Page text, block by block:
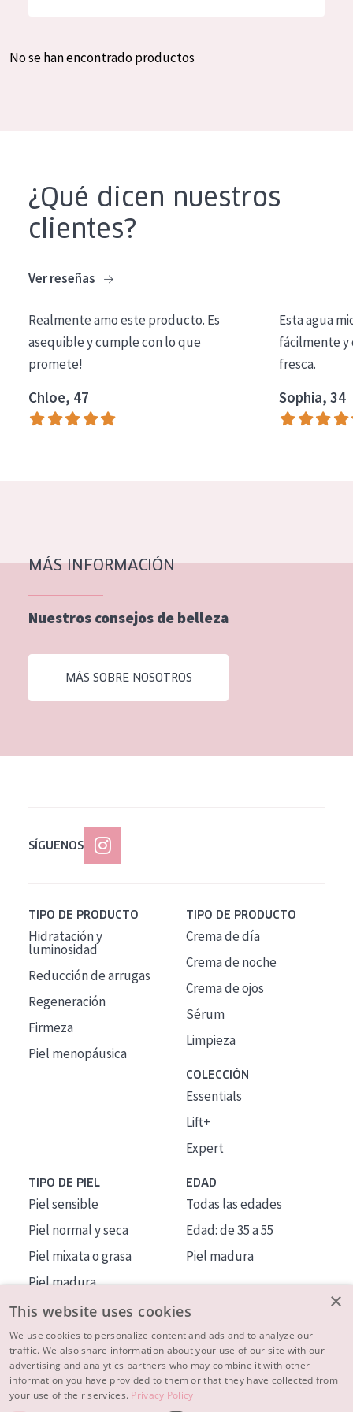
Crema de día
Crema de noche
Limpieza
COLECCIÓN
Essentials
Lift+
Piel normal y seca
Piel mixata o grasa
Piel madura
Piel expuesta al sol
Piel menopáusica
Todas las edades
Spanish
No se han encontrado productos
¿Qué dicen nuestros
clientes?
Ver reseñas
Realmente amo este producto. Es
asequible y cumple con lo que
promete!
Chloe, 47
Esta agua
fácilmente y
fresca.
Sophia, 34
MÁS INFORMACIÓN
Nuestros consejos de belleza
MÁS SOBRE NOSOTROS
SÍGUENOS
TIPO DE PRODUCTO
Hidratación y
luminosidad
Reducción de arrugas
Regeneración
Firmeza
Piel menopáusica
TIPO DE PRODUCTO
Crema de día
Crema de noche
Crema de ojos
Sérum
Limpieza
COLECCIÓN
Essentials
Lift+
Expert
TIPO DE PIEL
Piel sensible
Piel normal y seca
Piel mixata o grasa
Piel madura
Piel expuesta al sol
Piel menopáusica
EDAD
Todas las edades
Edad: de 35 a 55
Piel madura
MÁS SOBRE NOSOTROS
INSPIRACIÓN
×
This website uses cookies
We use cookies to personalize content and ads and to analyze our
traffic. We also share information about your use of our site with our
advertising and analytics partners who may combine it with other
information you have provided to them or that they have collected from
your use of their services. Privacy Policy